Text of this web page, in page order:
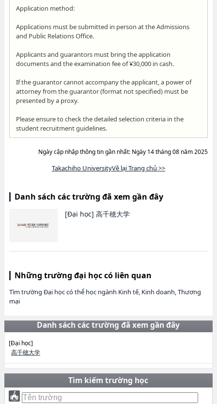
Application method:
Applications must be submitted in person at the Admissions
and Public Relations Office.
Applicants and guarantors must bring the application
documents and the examination fee of ¥30,000 in cash.
If the guarantor cannot accompany the applicant, a power of
attorney from the guarantor (format not specified) must be
presented by a proxy.
Please ensure to check the detailed selection criteria in the
student recruitment guidelines.
Ngày cập nhập thông tin gần nhất: Ngày 14 tháng 08 năm 2025
Takachiho UniversityVề lại Trang chủ >>
Danh sách các trường đã xem gần đây
[Đại học] 高千穂大学
Những trường đại học có liên quan
Tìm trường Đại học có thể học ngành Kinh tế, Kinh doanh, Thương
mại
Danh sách các trường đã xem gần đây
[Đại học]
高千穂大学
Tìm kiếm trường học